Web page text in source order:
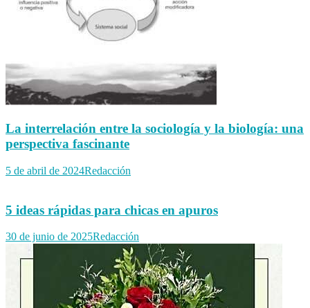
La interrelación entre la sociología y la biología: una
perspectiva fascinante
5 de abril de 2024Redacción
5 ideas rápidas para chicas en apuros
30 de junio de 2025Redacción